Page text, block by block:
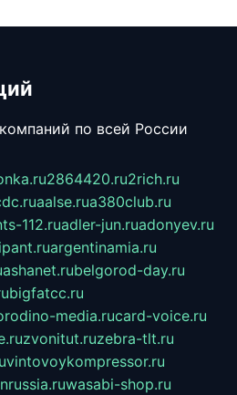
по всей России
2864420.ru2rich.ru
aalse.rua380club.ru
112.ruadler-jun.ruadonyev.ru
argentinamia.ru
ashanet.rubelgorod-day.ru
bigfatcc.ru
media.rucard-voice.ru
zvonitut.ruzebra-tlt.ru
vintovoykompressor.ru
wasabi-shop.ru